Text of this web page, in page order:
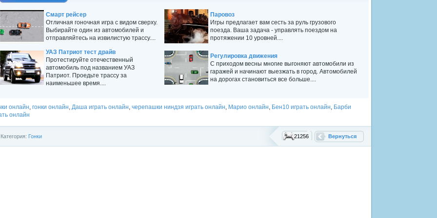
Смарт рейсер
Отличная гоночная игра с видом сверху.
Выбирайте один из автомобилей и
отправляйтесь на извилистую трассу....
Паровоз
Игры предлагает вам сесть за руль грузового
поезда. Ваша задача - управлять поездом на
протяжении 10 уровней....
УАЗ Патриот тест драйв
Протестируйте отечественный
автомобиль под названием УАЗ
Патриот. Проедьте трассу за
наименьшее время....
Регулировка движения
С приходом весны многие выгоняют автомобили из
гаражей и начинают выезжать в город. Автомобилей
на дорогах становиться все больше....
онлайн, гонки онлайн, Даша играть онлайн, черепашки ниндзя играть онлайн, Марио онлайн, Бен10 играть онлайн, Барби
онлайн
Вернуться
21256
Категория: Гонки